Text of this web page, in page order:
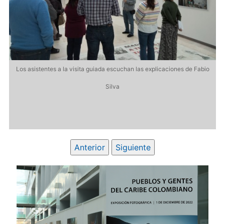
Los asistentes a la visita guiada escuchan las explicaciones de Fabio
Silva
Anterior Siguiente